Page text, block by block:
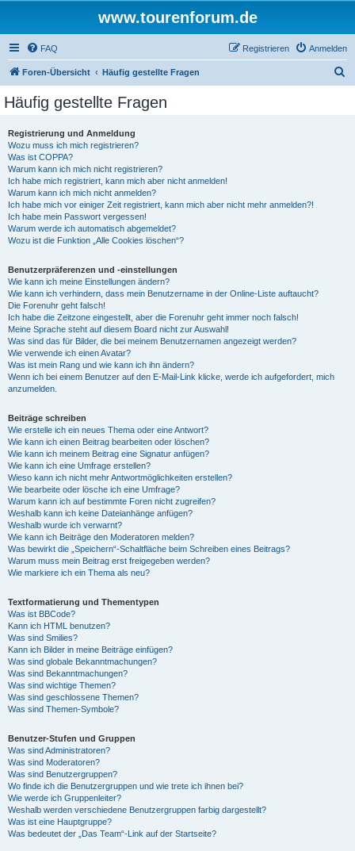
www.tourenforum.de
FAQ Anmelden
Registrieren
Foren-Übersicht Häufig gestellte Fragen
Häufig gestellte Fragen
Registrierung und Anmeldung
Wozu muss ich mich registrieren?
Was ist COPPA?
Warum kann ich mich nicht registrieren?
Ich habe mich registriert, kann mich aber nicht anmelden!
Warum kann ich mich nicht anmelden?
Ich habe mich vor einiger Zeit registriert, kann mich aber nicht mehr anmelden?!
Ich habe mein Passwort vergessen!
Warum werde ich automatisch abgemeldet?
Wozu ist die Funktion „Alle Cookies löschen“?
Benutzerpräferenzen und -einstellungen
Wie kann ich meine Einstellungen ändern?
Wie kann ich verhindern, dass mein Benutzername in der Online-Liste auftaucht?
Die Forenuhr geht falsch!
Ich habe die Zeitzone eingestellt, aber die Forenuhr geht immer noch falsch!
Meine Sprache steht auf diesem Board nicht zur Auswahl!
Was sind das für Bilder, die bei meinem Benutzernamen angezeigt werden?
Wie verwende ich einen Avatar?
Was ist mein Rang und wie kann ich ihn ändern?
Wenn ich bei einem Benutzer auf den E-Mail-Link klicke, werde ich aufgefordert, mich
anzumelden.
Beiträge schreiben
Wie erstelle ich ein neues Thema oder eine Antwort?
Wie kann ich einen Beitrag bearbeiten oder löschen?
Wie kann ich meinem Beitrag eine Signatur anfügen?
Wie kann ich eine Umfrage erstellen?
Wieso kann ich nicht mehr Antwortmöglichkeiten erstellen?
Wie bearbeite oder lösche ich eine Umfrage?
Warum kann ich auf bestimmte Foren nicht zugreifen?
Weshalb kann ich keine Dateianhänge anfügen?
Weshalb wurde ich verwarnt?
Wie kann ich Beiträge den Moderatoren melden?
Was bewirkt die „Speichern“-Schaltfläche beim Schreiben eines Beitrags?
Warum muss mein Beitrag erst freigegeben werden?
Wie markiere ich ein Thema als neu?
Textformatierung und Thementypen
Was ist BBCode?
Kann ich HTML benutzen?
Was sind Smilies?
Kann ich Bilder in meine Beiträge einfügen?
Was sind globale Bekanntmachungen?
Was sind Bekanntmachungen?
Was sind wichtige Themen?
Was sind geschlossene Themen?
Was sind Themen-Symbole?
Benutzer-Stufen und Gruppen
Was sind Administratoren?
Was sind Moderatoren?
Was sind Benutzergruppen?
Wo finde ich die Benutzergruppen und wie trete ich ihnen bei?
Wie werde ich Gruppenleiter?
Weshalb werden verschiedene Benutzergruppen farbig dargestellt?
Was ist eine Hauptgruppe?
Was bedeutet der „Das Team“-Link auf der Startseite?